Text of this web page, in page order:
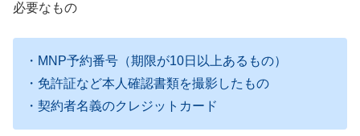
必要なもの
・MNP予約番号（期限が10日以上あるもの）
・免許証など本人確認書類を撮影したもの
・契約者名義のクレジットカード